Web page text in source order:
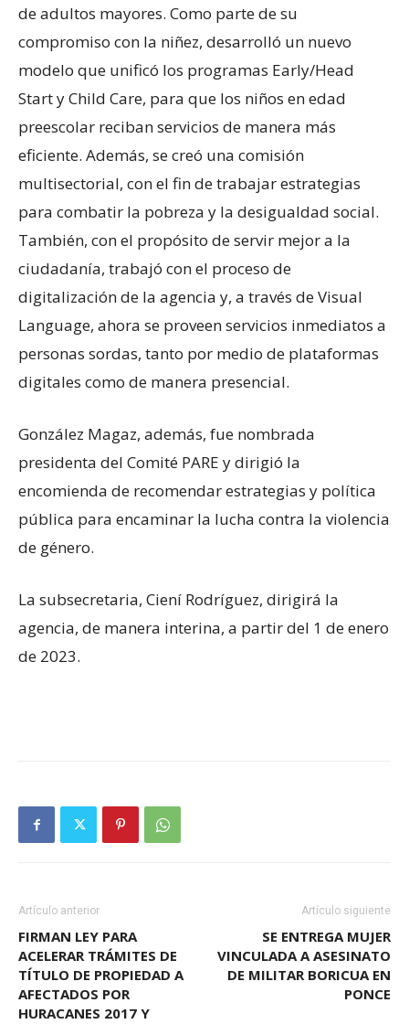
de adultos mayores. Como parte de su
compromiso con la niñez, desarrolló un nuevo
modelo que unificó los programas Early/Head
Start y Child Care, para que los niños en edad
preescolar reciban servicios de manera más
eficiente. Además, se creó una comisión
multisectorial, con el fin de trabajar estrategias
para combatir la pobreza y la desigualdad social.
También, con el propósito de servir mejor a la
ciudadanía, trabajó con el proceso de
digitalización de la agencia y, a través de Visual
Language, ahora se proveen servicios inmediatos a
personas sordas, tanto por medio de plataformas
digitales como de manera presencial.
González Magaz, además, fue nombrada
presidenta del Comité PARE y dirigió la
encomienda de recomendar estrategias y política
pública para encaminar la lucha contra la violencia
de género.
La subsecretaria, Ciení Rodríguez, dirigirá la
agencia, de manera interina, a partir del 1 de enero
de 2023.
Artículo anterior
FIRMAN LEY PARA
ACELERAR TRÁMITES DE
TÍTULO DE PROPIEDAD A
AFECTADOS POR
HURACANES 2017 Y
Artículo siguiente
SE ENTREGA MUJER
VINCULADA A ASESINATO
DE MILITAR BORICUA EN
PONCE